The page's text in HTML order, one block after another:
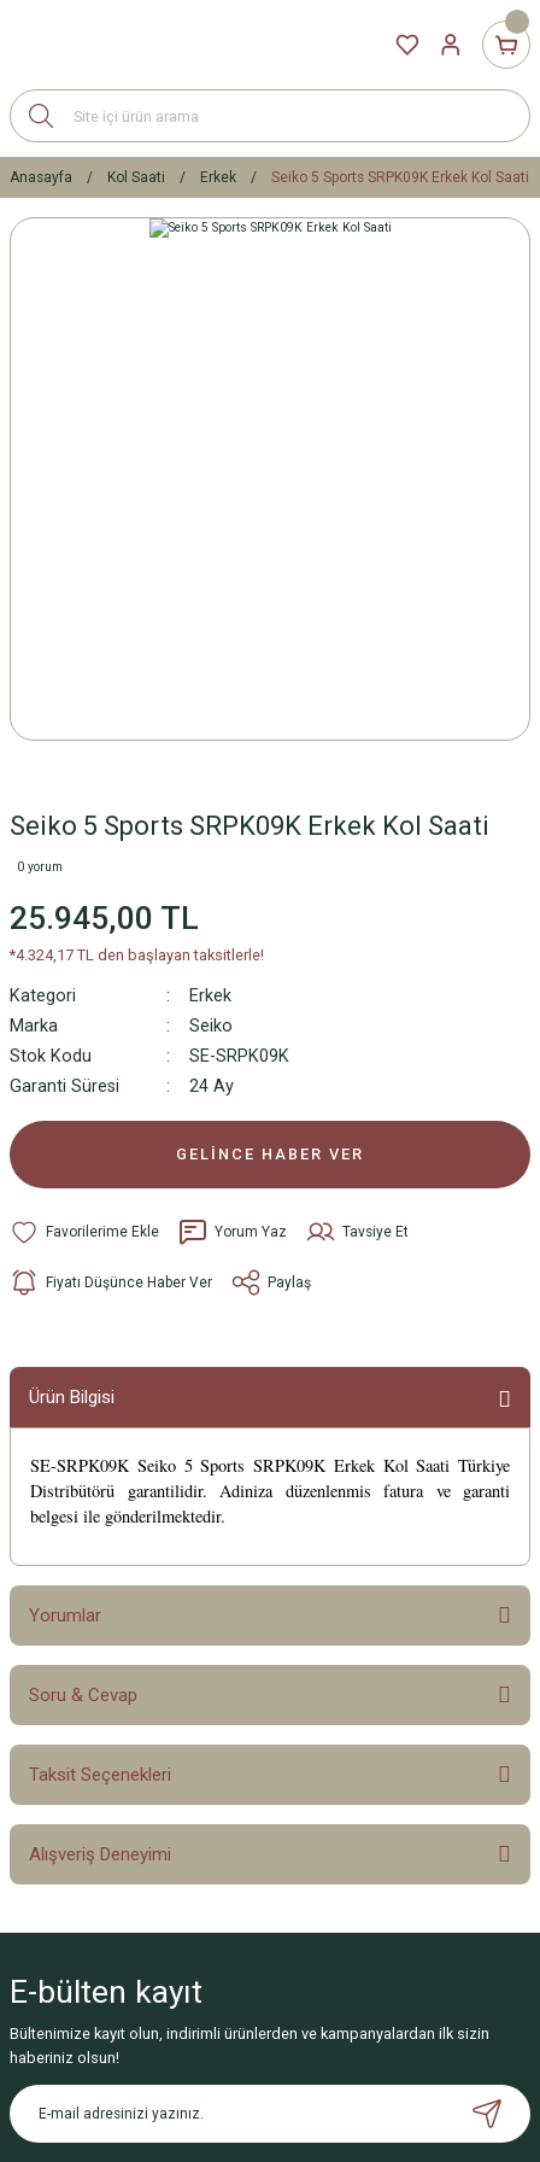
Anasayfa Kol Saati Erkek Seiko 5 Sports SRPK09K Erkek Kol Saati
Seiko 5 Sports SRPK09K Erkek Kol Saati
0 yorum
25.945,00 TL
*4.324,17 TL den başlayan taksitlerle!
Kategori
Erkek
Marka
Seiko
Stok Kodu
SE-SRPK09K
Garanti Süresi
24 Ay
GELİNCE HABER VER
Yorum Yaz Tavsiye Et
Fiyatı Düşünce Haber Ver Paylaş
Ürün Bilgisi
SE-SRPK09K Seiko 5 Sports SRPK09K Erkek Kol Saati Türkiye
Distribütörü garantilidir. Adiniza düzenlenmis fatura ve garanti
belgesi ile gönderilmektedir.
Yorumlar
Bu ürüne ilk yorumu siz yapın!
Soru & Cevap
Ürün hakkında henüz soru sorulmamış.
Taksit Seçenekleri
Alışveriş Deneyimi
Deneyimini Paylaş
E-bülten kayıt
Bültenimize kayıt olun, indirimli ürünlerden ve kampanyalardan ilk sizin
haberiniz olsun!